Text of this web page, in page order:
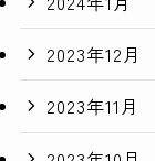
2023年12月
2023年11月